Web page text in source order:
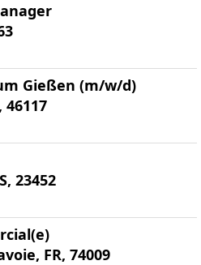
Gießen (m/w/d)
46117
23452
FR, 74009